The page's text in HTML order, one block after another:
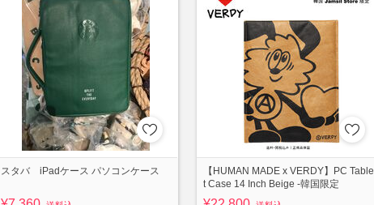
スタバ iPadケース パソコンケース
【HUMAN MADE x VERDY】PC Table
t Case 14 Inch Beige -韓国限定